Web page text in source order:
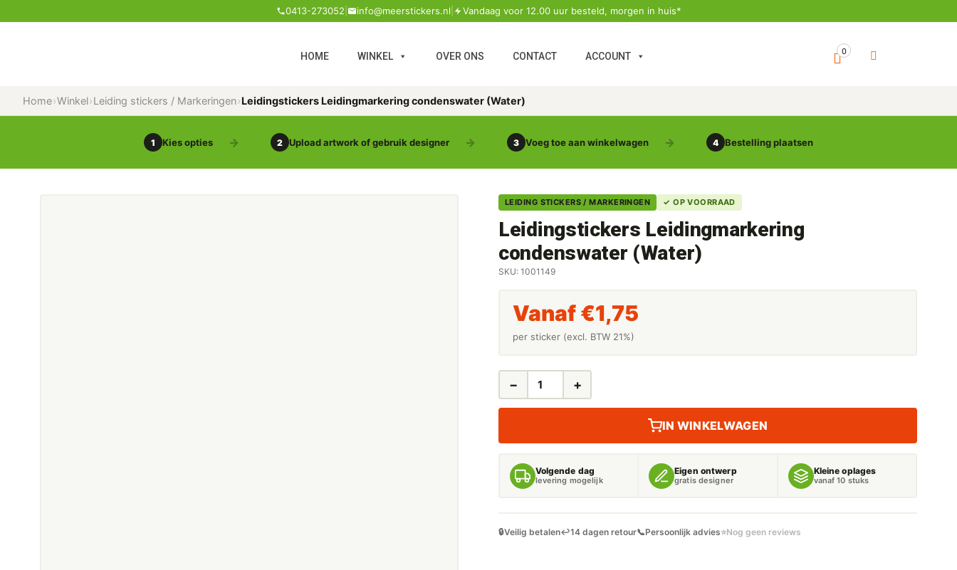
0413-273052 info@meerstickers.nl Vandaag voor 12.00 uur besteld, morgen in huis*
HOME WINKEL OVER ONS CONTACT ACCOUNT 0
Home›Winkel›Leiding stickers / Markeringen›Leidingstickers Leidingmarkering condenswater (Water)
1 Kies opties 2 Upload artwork of gebruik designer 3 Voeg toe aan winkelwagen 4 Bestelling plaatsen
LEIDING STICKERS / MARKERINGEN ✓ OP VOORRAAD
Leidingstickers Leidingmarkering
condenswater (Water)
SKU: 1001149
Vanaf €1,75
per sticker (excl. BTW 21%)
LEIDINGSTICKERS
− +
IN WINKELWAGEN
Volgende dag
levering mogelijk
Eigen ontwerp
gratis designer
Kleine oplages
vanaf 10 stuks
🔒Veilig betalen↩️14 dagen retour📞Persoonlijk advies⭐Nog geen reviews